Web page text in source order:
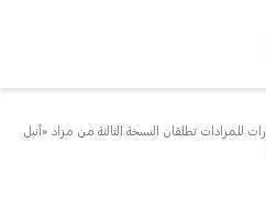
للمزادات تطلقان النسخة الثالثة من مزاد «أنبل